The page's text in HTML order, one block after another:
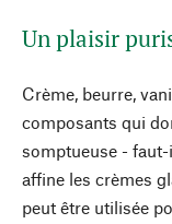
Un plaisir
Crème, beurre,
composants qui
somptueuse -
affine les crèmes
peut être utilisée